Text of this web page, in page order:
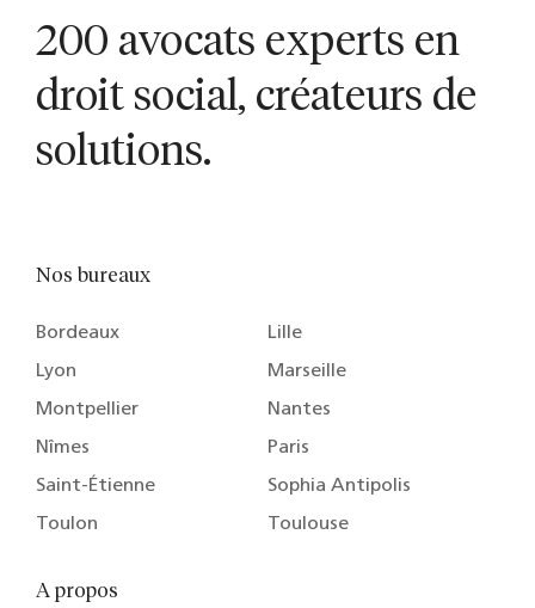
200 avocats experts en
droit social, créateurs de
solutions.
Nos bureaux
Bordeaux
Lille
Lyon
Marseille
Montpellier
Nantes
Nîmes
Paris
Saint-Étienne
Sophia Antipolis
Toulon
Toulouse
A propos